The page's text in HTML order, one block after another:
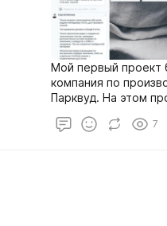
Мой первый проект
компания по
Парквуд. На этом
системные отделы7